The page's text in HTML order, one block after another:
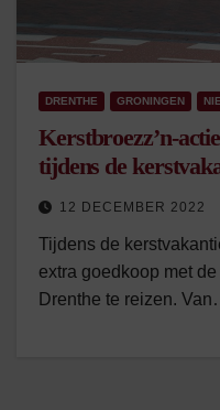
DRENTHE GRONINGEN
Kerstbroezz’n-
tijdens de
12 DECEMBER 2022
Tijdens de
extra goedkoop met
Drenthe te reizen.